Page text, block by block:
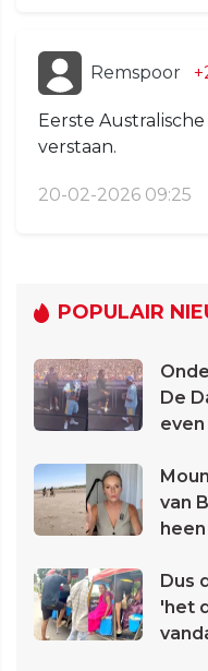
Remspoor
Eerste
verstaan.
20-02-2026 09:25
POPULAIR
De
van
Dus
'het